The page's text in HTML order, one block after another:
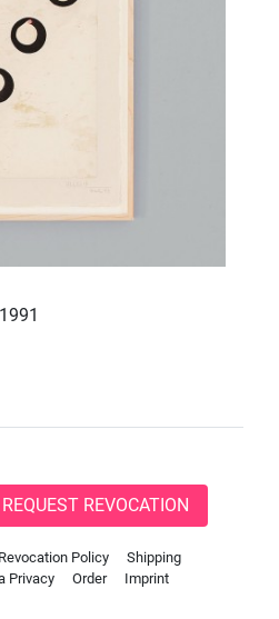
REQUEST REVOCATION
Revocation Policy
Shipping
Privacy Order
Imprint